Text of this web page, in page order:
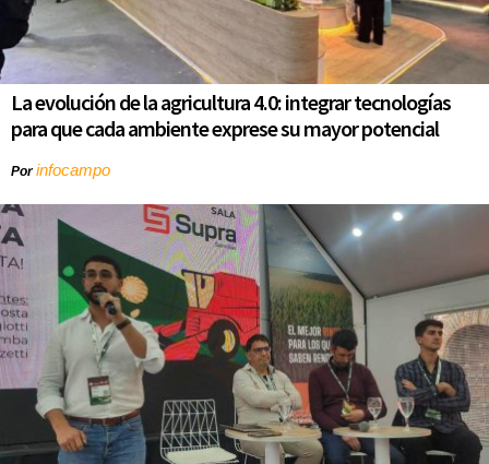
La evolución de la agricultura 4.0: integrar tecnologías
para que cada ambiente exprese su mayor potencial
Porinfocampo